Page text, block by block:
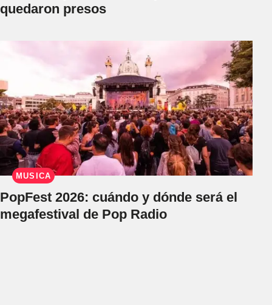
quedaron presos
MÚSICA
PopFest 2026: cuándo y dónde será el
megafestival de Pop Radio